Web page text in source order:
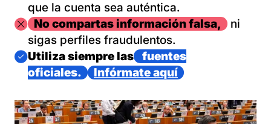
que la cuenta sea auténtica.
ImagenNo compartas información falsa,
ni
sigas perfiles fraudulentos.
Imagen
Utiliza siempre las
fuentes
oficiales.
Infórmate aquí